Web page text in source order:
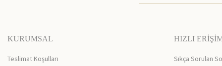
KURUMSAL
Teslimat Koşulları
HIZLI
Sıkça Sorulan